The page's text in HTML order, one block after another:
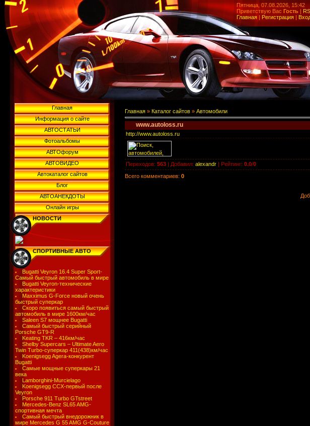
Пятница, 07.08.2026, 15:42
Приветствую Вас Гость |
Главная | Регистрация |
Главная
Информация о сайте
АВТОСТАТЬИ
Фотоальбомы
АВТОфорум
АВТОВИДЕО
Автокаталог сайтов
Блог
АВТОАНЕКДОТЫ
Онлайн игры
НОВОСТИ
СПОРТИВНЫЕ АВТО
Bugatti Veyron 16.4 Super Sport-
Самый быстрый автомобиль в мире
Bugatti Veyron-технические
характеристики
Maxximus G-Force новый очень
быстрый суперкар
Скоро появиться самый быстрый
автомобиль в мире 1600км/час
Saleen S7 мощнее Bugatti
Самый быстрый серийный
Porsche GT9-R
Keating TKR – 416км/час
Shelby Supercars – Ultimate Aero
Twin Turbo-суперкар 411(438)км/час
Koenigsegg Agera-конкурент
Bugatti
Самые мощные суперкары 21
века
Lamborghini-Murcielago
Koenigsegg CCX-первый после
Veyron
Porsche 911 Turbo GTstreet
Mercedes-Benz SL65 AMG-
спортивная мечта
Самый быстрый внедорожник в
мире Mercedes G 55 AMG G-Couture
Главная » Каталог сайтов » Автомобили
www.autoloss.ru
http://www.autoloss.ru
Переходов: 563 | Добавил: alexandr | Рейтинг: 0.0/0
Всего комментариев: 0